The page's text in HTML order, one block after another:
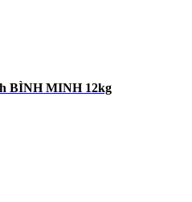
BÌNH MINH 12kg